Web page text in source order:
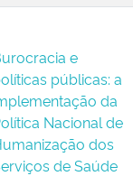
e
públicas: a
da
Nacional de
dos
de Saúde